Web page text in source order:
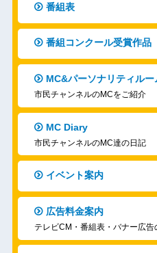
番組表
番組コンクール受賞作品
MC&パーソナリティルー
市民チャンネルのMCをご紹介
MC Diary
市民チャンネルのMC達の日記
イベント案内
広告料金案内
テレビCM・番組表・バナー広告